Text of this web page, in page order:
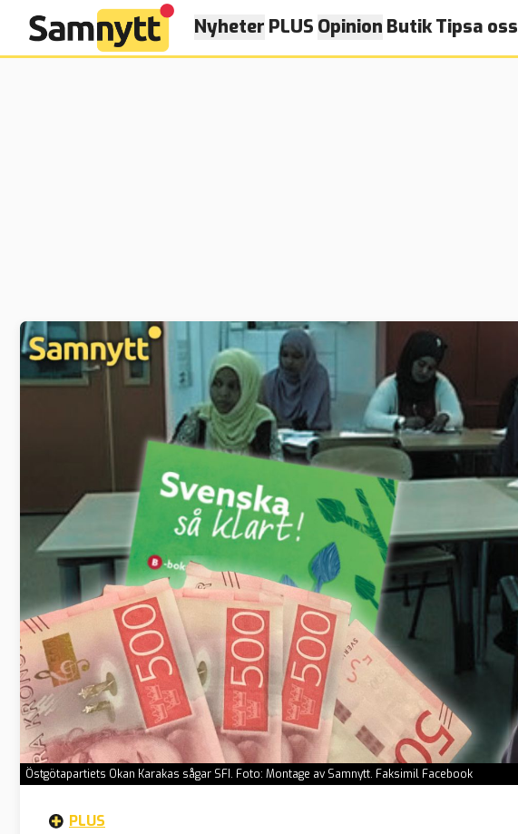
Nyheter PLUS Opinion ButikTipsa oss
Östgötapartiets Okan Karakas sågar SFI. Foto: Montage av Samnytt. Faksimil Facebook
PLUS